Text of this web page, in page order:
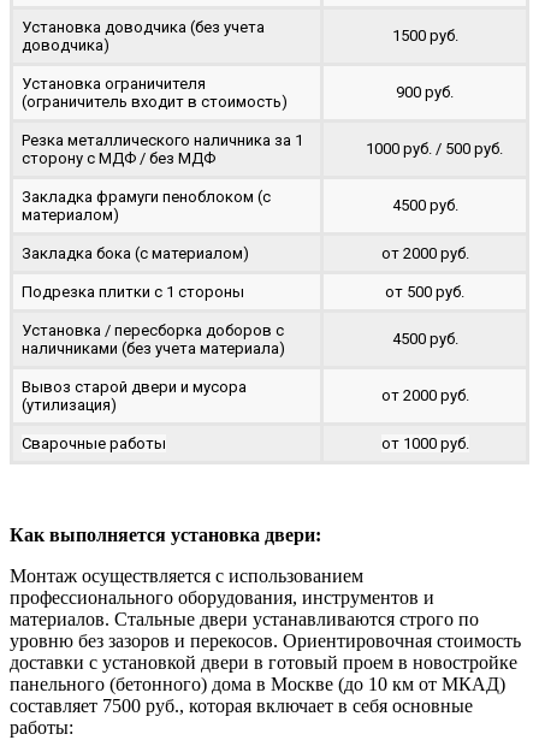
Установка доводчика (без учета
доводчика)
1500 руб.
Установка ограничителя
(ограничитель входит в стоимость)
900 руб.
Резка металлического наличника за 1
сторону с МДФ / без МДФ
1000 руб. / 500 руб.
Закладка фрамуги пеноблоком (с
материалом)
4500 руб.
Закладка бока (с материалом) от 2000 руб.
Подрезка плитки с 1 стороны от 500 руб.
Установка / пересборка доборов с
наличниками (без учета материала)
4500 руб.
Вывоз старой двери и мусора
(утилизация)
от 2000 руб.
Сварочные работы от 1000 руб.
Как выполняется установка двери:
Монтаж осуществляется с использованием
профессионального оборудования, инструментов и
материалов. Стальные двери устанавливаются строго по
уровню без зазоров и перекосов. Ориентировочная стоимость
доставки с установкой двери в готовый проем в новостройке
панельного (бетонного) дома в Москве (до 10 км от МКАД)
составляет 7500 руб., которая включает в себя основные
работы: